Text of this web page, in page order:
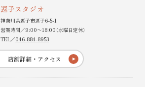
逗子スタジオ
神奈川県逗子市逗子6-5-1
営業時間／9:00〜18:00（水曜日定休）
TEL／046-884-8953
店舗詳細・アクセス